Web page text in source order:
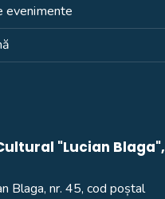
evenimente
"Lucian Blaga",
Blaga, nr. 45, cod poștal